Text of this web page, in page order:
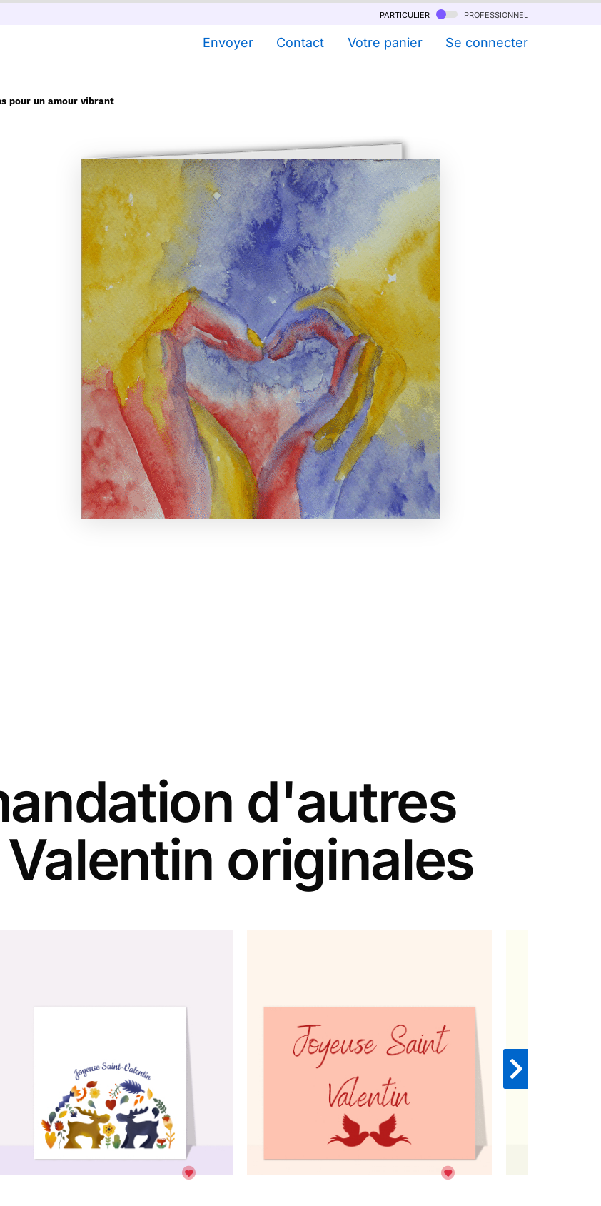
particulier professionnel
Envoyer Contact Votre panier Se connecter
pour un amour vibrant
d'autres
originales